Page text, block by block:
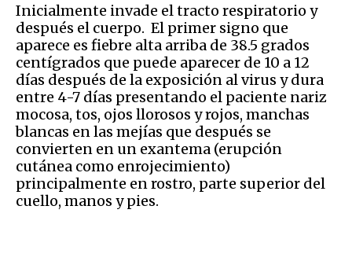
Inicialmente invade el tracto respiratorio y
después el cuerpo. El primer signo que
aparece es fiebre alta arriba de 38.5 grados
centígrados que puede aparecer de 10 a 12
días después de la exposición al virus y dura
entre 4-7 días presentando el paciente nariz
mocosa, tos, ojos llorosos y rojos, manchas
blancas en las mejías que después se
convierten en un exantema (erupción
cutánea como enrojecimiento)
principalmente en rostro, parte superior del
cuello, manos y pies.